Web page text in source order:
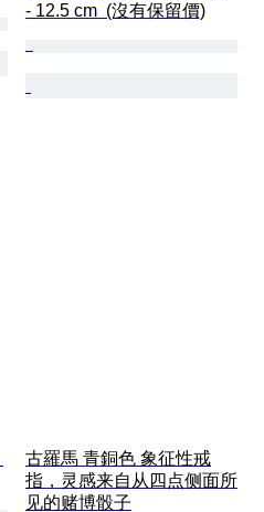
- 12.5 cm  (沒有保留價)
古羅馬 青銅色 象征性戒
指，灵感来自从四点侧面所
见的赌博骰子